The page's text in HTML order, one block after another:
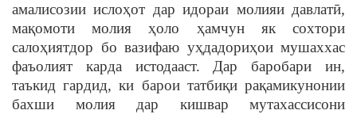
амалисозии ислоҳот дар идораи молияи давлатӣ,
мақомоти молия ҳоло ҳамчун як сохтори
салоҳиятдор бо вазифаю уҳдадориҳои мушаххас
фаъолият карда истодааст. Дар баробари ин,
таъкид гардид, ки барои татбиқи рақамикунонии
бахши молия дар кишвар мутахассисони